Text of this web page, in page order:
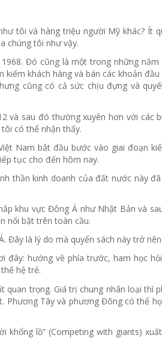
tôi và hàng triệu người Mỹ khác? Ít
chúng tôi như vậy.
Đó cũng là một trong những
khách hàng và bán các khoản
cũng có cả sức chịu đựng và
và sau đó thường xuyên hơn với các
có thể nhận thấy.
Nam bắt đầu bước vào giai đoạn
tục cho đến hôm nay.
thần kinh doanh của đất nước này
khu vực Đông Á như Nhật Bản và
nổi bật trên toàn cầu.
Đây là lý do mà quyển sách này trở
đây: hướng về phía trước, ham học
hệ trẻ.
trọng. Giá trị chung nhân loại thì
Tây và phương Đông có thể
lồ” (Competing with giants)